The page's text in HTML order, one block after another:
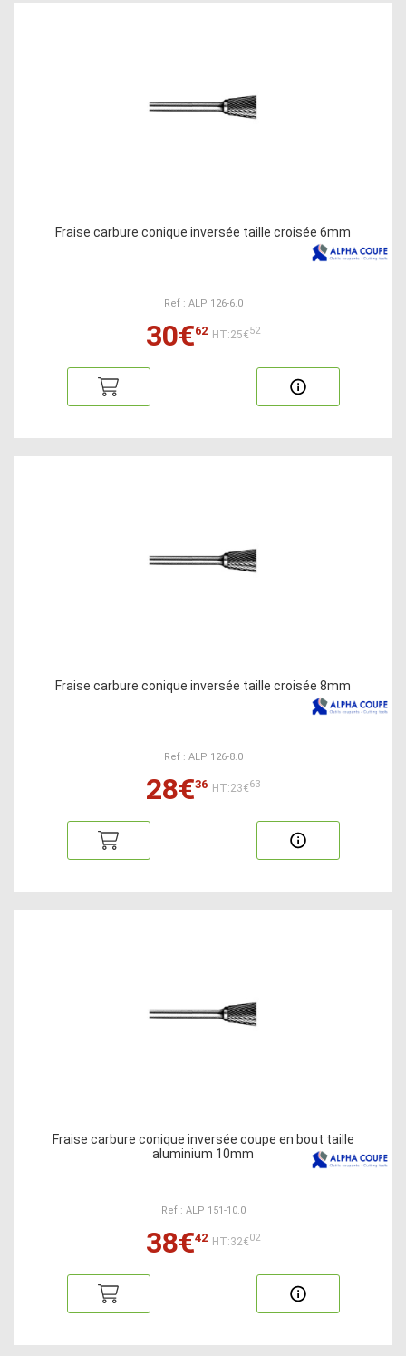
Fraise carbure conique inversée taille croisée 6mm
Ref : ALP 126-6.0
30€62 HT:25€52
Fraise carbure conique inversée taille croisée 8mm
Ref : ALP 126-8.0
28€36 HT:23€63
Fraise carbure conique inversée coupe en bout taille
aluminium 10mm
Ref : ALP 151-10.0
38€42 HT:32€02